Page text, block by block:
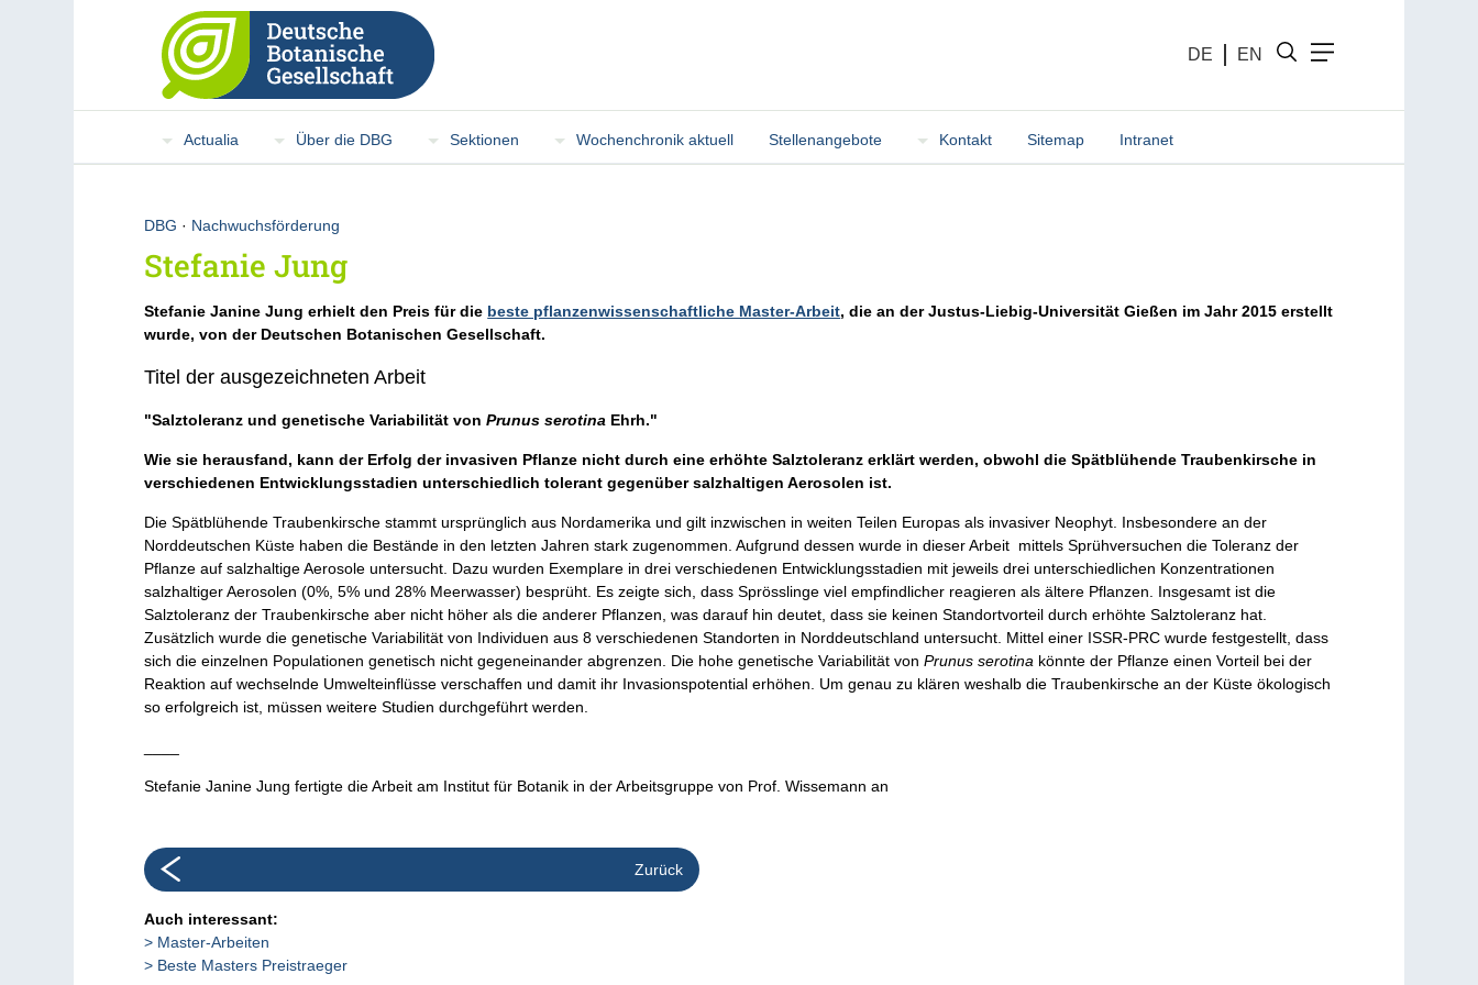
DE EN
Actualia Über die DBG Sektionen Wochenchronik aktuell Stellenangebote Kontakt Sitemap Intranet
DBG · Nachwuchsförderung
Stefanie Jung
Stefanie Janine Jung erhielt den Preis für die beste pflanzenwissenschaftliche Master-Arbeit, die an der Justus-Liebig-Universität Gießen im Jahr 2015 erstellt
wurde, von der Deutschen Botanischen Gesellschaft.
Titel der ausgezeichneten Arbeit
"Salztoleranz und genetische Variabilität vonPrunus serotina Ehrh."
Wie sie herausfand, kann der Erfolg der invasiven Pflanze nicht durch eine erhöhte Salztoleranz erklärt werden, obwohl die Spätblühende Traubenkirsche in
verschiedenen Entwicklungsstadien unterschiedlich tolerant gegenüber salzhaltigen Aerosolen ist.
Die Spätblühende Traubenkirsche stammt ursprünglich aus Nordamerika und gilt inzwischen in weiten Teilen Europas als invasiver Neophyt. Insbesondere an der
Norddeutschen Küste haben die Bestände in den letzten Jahren stark zugenommen. Aufgrund dessen wurde in dieser Arbeit mittels Sprühversuchen die Toleranz der
Pflanze auf salzhaltige Aerosole untersucht. Dazu wurden Exemplare in drei verschiedenen Entwicklungsstadien mit jeweils drei unterschiedlichen Konzentrationen
salzhaltiger Aerosolen (0%, 5% und 28% Meerwasser) besprüht. Es zeigte sich, dass Sprösslinge viel empfindlicher reagieren als ältere Pflanzen. Insgesamt ist die
Salztoleranz der Traubenkirsche aber nicht höher als die anderer Pflanzen, was darauf hin deutet, dass sie keinen Standortvorteil durch erhöhte Salztoleranz hat.
Zusätzlich wurde die genetische Variabilität von Individuen aus 8 verschiedenen Standorten in Norddeutschland untersucht. Mittel einer ISSR-PRC wurde festgestellt, dass
sich die einzelnen Populationen genetisch nicht gegeneinander abgrenzen. Die hohe genetische Variabilität vonPrunus serotina könnte der Pflanze einen Vorteil bei der
Reaktion auf wechselnde Umwelteinflüsse verschaffen und damit ihr Invasionspotential erhöhen. Um genau zu klären weshalb die Traubenkirsche an der Küste ökologisch
so erfolgreich ist, müssen weitere Studien durchgeführt werden.
Stefanie Janine Jung fertigte die Arbeit am Institut für Botanik in der Arbeitsgruppe von Prof. Wissemann an
Zurück
Auch interessant:
Master-Arbeiten
Beste Masters Preistraeger